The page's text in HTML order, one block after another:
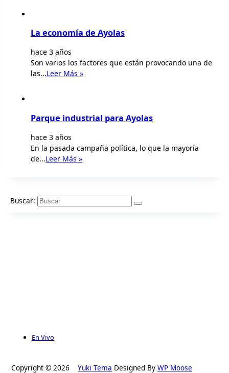
La economía de Ayolas
hace 3 años
Son varios los factores que están provocando una de
las...Leer Más »
Parque industrial para Ayolas
hace 3 años
En la pasada campaña política, lo que la mayoría
de...Leer Más »
Buscar:
En Vivo
Copyright © 2026 Yuki Tema Designed By WP Moose